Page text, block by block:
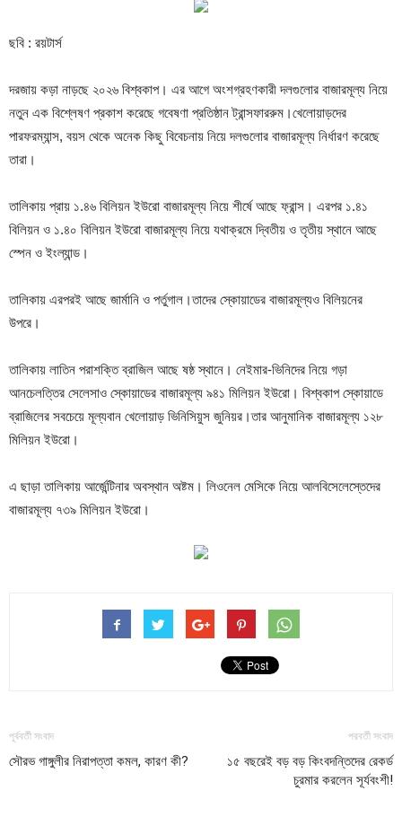
ছবি : রয়টার্স
দরজায় কড়া নাড়ছে ২০২৬ বিশ্বকাপ। এর আগে অংশগ্রহণকারী দলগুলোর বাজারমূল্য নিয়ে
নতুন এক বিশ্লেষণ প্রকাশ করেছে গবেষণা প্রতিষ্ঠান ট্রান্সফাররুম।খেলোয়াড়দের
পারফরম্যান্স, বয়স থেকে অনেক কিছু বিবেচনায় নিয়ে দলগুলোর বাজারমূল্য নির্ধারণ করেছে
তারা।
তালিকায় প্রায় ১.৪৬ বিলিয়ন ইউরো বাজারমূল্য নিয়ে শীর্ষে আছে ফ্রান্স। এরপর ১.৪১
বিলিয়ন ও ১.৪০ বিলিয়ন ইউরো বাজারমূল্য নিয়ে যথাক্রমে দ্বিতীয় ও তৃতীয় স্থানে আছে
স্পেন ও ইংল্যান্ড।
তালিকায় এরপরই আছে জার্মানি ও পর্তুগাল।তাদের স্কোয়াডের বাজারমূল্যও বিলিয়নের
উপরে।
তালিকায় লাতিন পরাশক্তি ব্রাজিল আছে ষষ্ঠ স্থানে। নেইমার-ভিনিদের নিয়ে গড়া
আনচেলত্তির সেলেসাও স্কোয়াডের বাজারমূল্য ৯৪১ মিলিয়ন ইউরো। বিশ্বকাপ স্কোয়াডে
ব্রাজিলের সবচেয়ে মূল্যবান খেলোয়াড় ভিনিসিয়ুস জুনিয়র।তার আনুমানিক বাজারমূল্য ১২৮
মিলিয়ন ইউরো।
এ ছাড়া তালিকায় আর্জেন্টিনার অবস্থান অষ্টম। লিওনেল মেসিকে নিয়ে আলবিসেলেস্তেদের
বাজারমূল্য ৭৩৯ মিলিয়ন ইউরো।
পূর্ববর্তী সংবাদ
সৌরভ গাঙ্গুলীর নিরাপত্তা কমল, কারণ কী?
পরবর্তী সংবাদ
১৫ বছরেই বড় বড় কিংবদন্তিদের রেকর্ড
চুরমার করলেন সূর্যবংশী!